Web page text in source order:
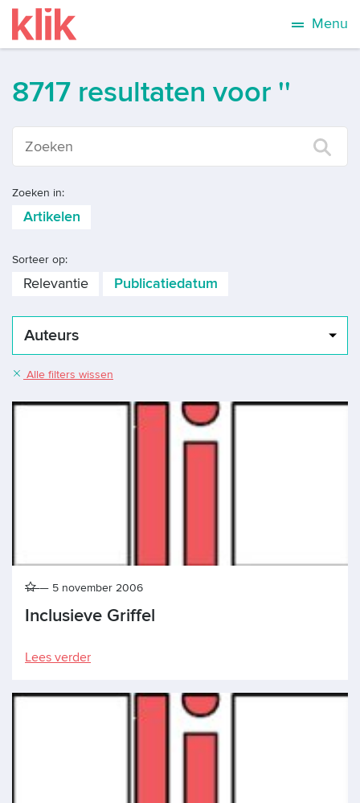
Menu
Auteurs
Alle filters wissen
8717 resultaten voor ''
Zoeken in:
Artikelen
Sorteer op:
Relevantie Publicatiedatum
Inclusieve Griffel
5 november 2006
Lees verder